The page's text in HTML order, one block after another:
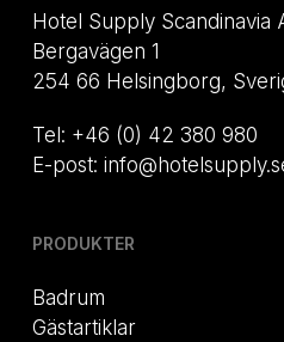
Hotel Supply Scandinavia
Bergavägen 1
254 66 Helsingborg,
Tel: +46 (0) 42 380 980
E-post:
PRODUKTER
Badrum
Gästartiklar